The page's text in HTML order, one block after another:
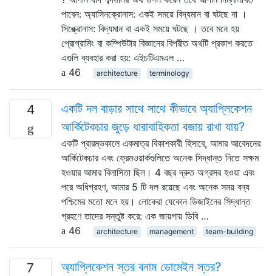
পাবেন: অ্যাসিনক্রোনাস: একই সময়ে বিদ্যমান বা ঘটছে না ।
সিঙ্ক্রোনাস: বিদ্যমান বা একই সময়ে ঘটছে । তবে মনে হয়
প্রোগ্রামিং বা কম্পিউটার বিজ্ঞানের বিপরীত অর্থটি প্রকাশ করতে
এগুলি ব্যবহার করা হয়: এইচটিএমএল …
46
architecture terminology
4
একটি দল বাড়ার সাথে সাথে কীভাবে অ্যাপ্লিকেশন
আর্কিটেকচার জুড়ে ধারাবাহিকতা বজায় রাখা যায়?
একটি প্রারম্ভকালে একমাত্র বিকাশকারী হিসাবে, আমার আবেদনের
আর্কিটেকচার এবং ফ্রেমওয়ার্কগুলিতে অনেক সিদ্ধান্ত নিতে সক্ষম
হওয়ার আমার বিলাসিতা ছিল। 4 বছর দ্রুত অগ্রসর হওয়া এবং
পরে অধিগ্রহণ, আমার 5 টি দল রয়েছে এবং অনেক সময় বন্য
পশ্চিমের মতো মনে হয়। লোকেরা যেকোন ডিজাইনের সিদ্ধান্ত
গ্রহণে তাদের সন্তুষ্ট করে: এক জায়গায় ডিবি …
46
architecture management team-building
7 অ্যাপ্লিকেশন স্তর বনাম ডোমেইন স্তর?